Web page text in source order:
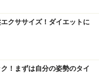
クササイズ！ダイエットに
！まずは自分の姿勢のタイ